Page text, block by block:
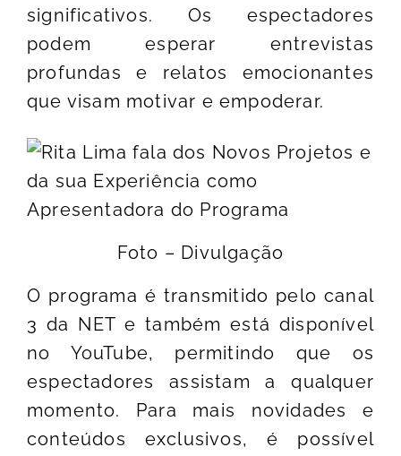
significativos. Os espectadores
podem esperar entrevistas
profundas e relatos emocionantes
que visam motivar e empoderar.
Foto – Divulgação
O programa é transmitido pelo canal
3 da NET e também está disponível
no YouTube, permitindo que os
espectadores assistam a qualquer
momento. Para mais novidades e
conteúdos exclusivos, é possível